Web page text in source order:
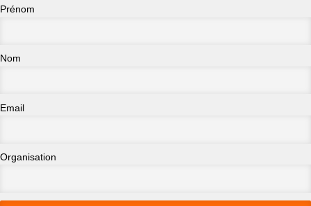
Prénom
Nom
Email
Organisation